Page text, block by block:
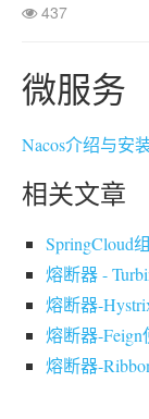
437
微服务
Nacos介绍与安
相关文章
SpringCloud
熔断器 -
熔断器-
熔断器-Feign
熔断器-